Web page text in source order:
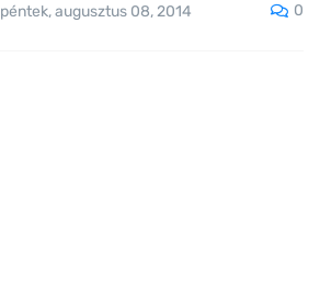
péntek, augusztus 08, 2014 0